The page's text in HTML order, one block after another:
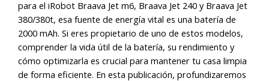
para el iRobot Braava Jet m6, Braava Jet 240 y Braava Jet
380/380t, esa fuente de energía vital es una batería de
2000 mAh. Si eres propietario de uno de estos modelos,
comprender la vida útil de la batería, su rendimiento y
cómo optimizarla es crucial para mantener tu casa limpia
de forma eficiente. En esta publicación, profundizaremos